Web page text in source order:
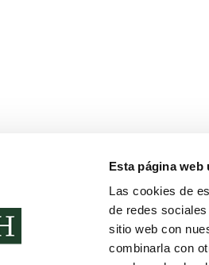
Esta página web
Las cookies de
de redes
sitio web con
combinarla con
2022. Todos los derechos
Política
Canal